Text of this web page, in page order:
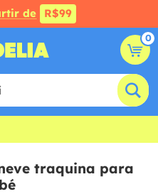
de R$99
0
traquina para